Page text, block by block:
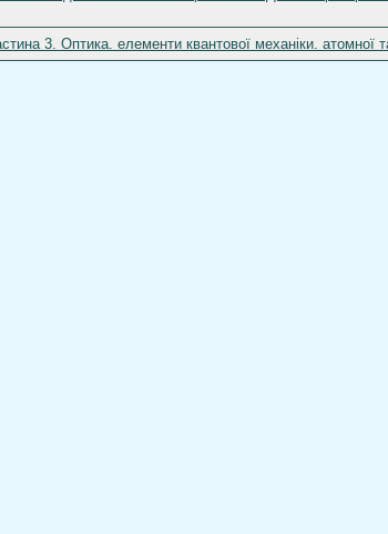
3. Оптика. елементи квантової механіки.